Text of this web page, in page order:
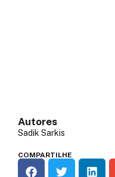
Autores
Sadik Sarkis
COMPARTILHE